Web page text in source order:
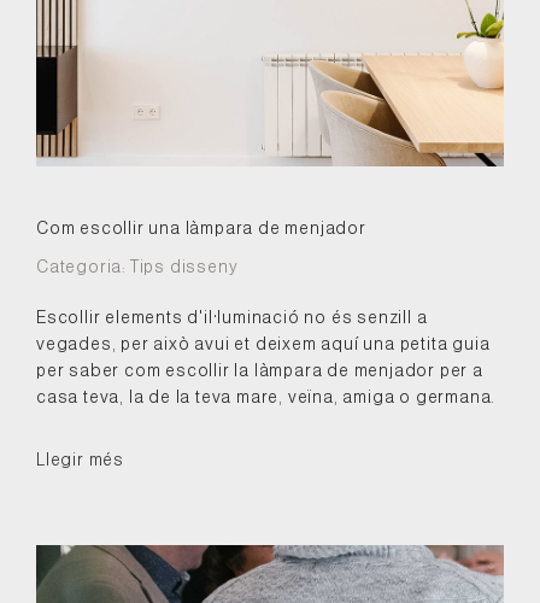
Com escollir una làmpara de menjador
Categoria: Tips disseny
Escollir elements d'il·luminació no és senzill a
vegades, per això avui et deixem aquí una petita guia
per saber com escollir la làmpara de menjador per a
casa teva, la de la teva mare, veïna, amiga o germana.
Llegir més